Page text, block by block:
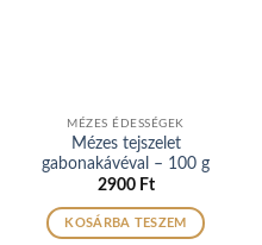
MÉZES ÉDESSÉGEK
Mézes tejszelet
gabonakávéval – 100 g
2900 Ft
KOSÁRBA TESZEM